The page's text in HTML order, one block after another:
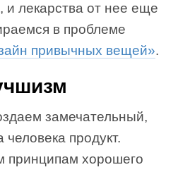
и лекарства от нее еще
в проблеме
привычных вещей».
замечательный,
продукт.
принципам хорошего